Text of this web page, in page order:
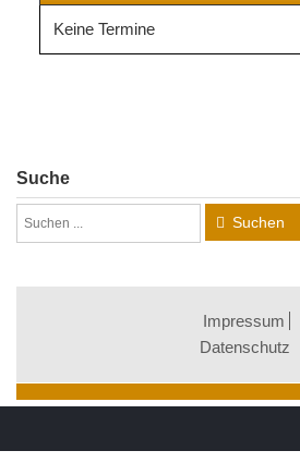
Keine Termine
Suche
Suchen
Impressum
Datenschutz